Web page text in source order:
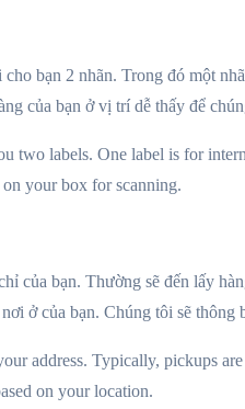
bạn 2 nhãn. Trong đó một
của bạn ở vị trí dễ thấy để
labels. One label is for
your box for scanning.
của bạn. Thường sẽ đến lấy
ở của bạn. Chúng tôi sẽ thông
address. Typically, pickups
on your location.